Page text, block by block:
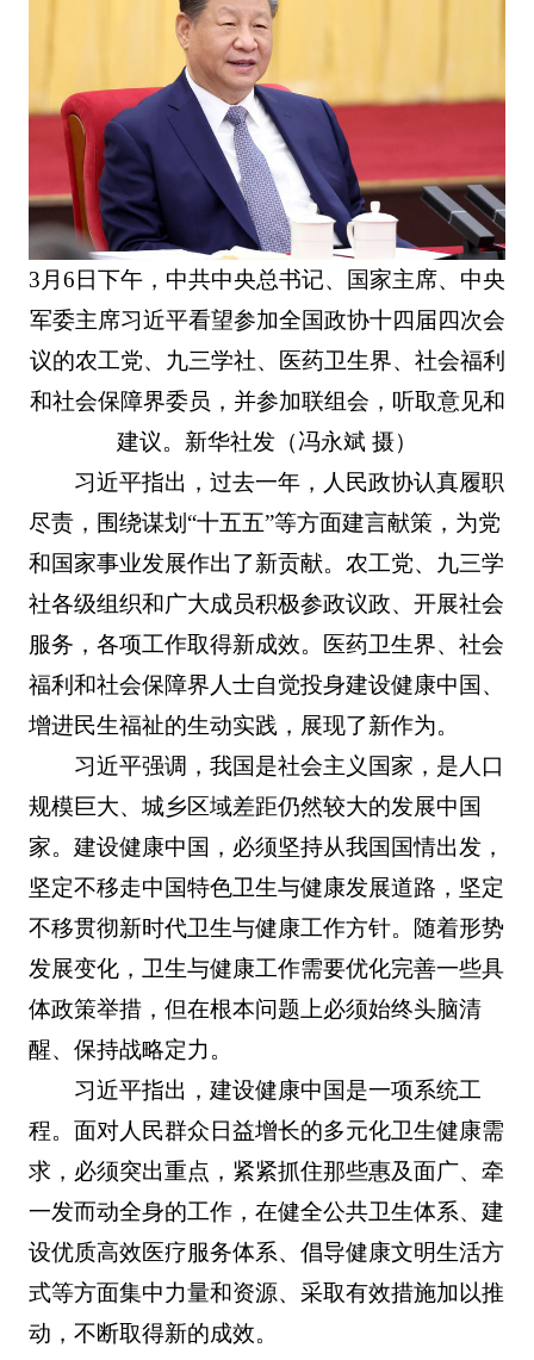
3月6日下午，中共中央总书记、国家主席、中央
军委主席习近平看望参加全国政协十四届四次会
议的农工党、九三学社、医药卫生界、社会福利
和社会保障界委员，并参加联组会，听取意见和
建议。新华社发（冯永斌 摄）
习近平指出，过去一年，人民政协认真履职
尽责，围绕谋划“十五五”等方面建言献策，为党
和国家事业发展作出了新贡献。农工党、九三学
社各级组织和广大成员积极参政议政、开展社会
服务，各项工作取得新成效。医药卫生界、社会
福利和社会保障界人士自觉投身建设健康中国、
增进民生福祉的生动实践，展现了新作为。
习近平强调，我国是社会主义国家，是人口
规模巨大、城乡区域差距仍然较大的发展中国
家。建设健康中国，必须坚持从我国国情出发，
坚定不移走中国特色卫生与健康发展道路，坚定
不移贯彻新时代卫生与健康工作方针。随着形势
发展变化，卫生与健康工作需要优化完善一些具
体政策举措，但在根本问题上必须始终头脑清
醒、保持战略定力。
习近平指出，建设健康中国是一项系统工
程。面对人民群众日益增长的多元化卫生健康需
求，必须突出重点，紧紧抓住那些惠及面广、牵
一发而动全身的工作，在健全公共卫生体系、建
设优质高效医疗服务体系、倡导健康文明生活方
式等方面集中力量和资源、采取有效措施加以推
动，不断取得新的成效。